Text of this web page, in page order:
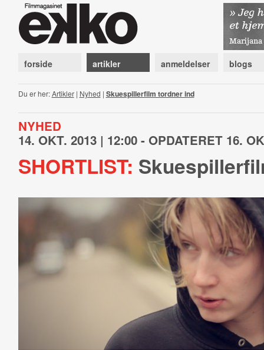
forside artikler anmeldelser blogs
Du er her:Artikler| Nyhed | Skuespillerfilm tordner ind
NYHED
14. OKT. 2013 | 12:00 - OPDATERET 16.
SHORTLIST: